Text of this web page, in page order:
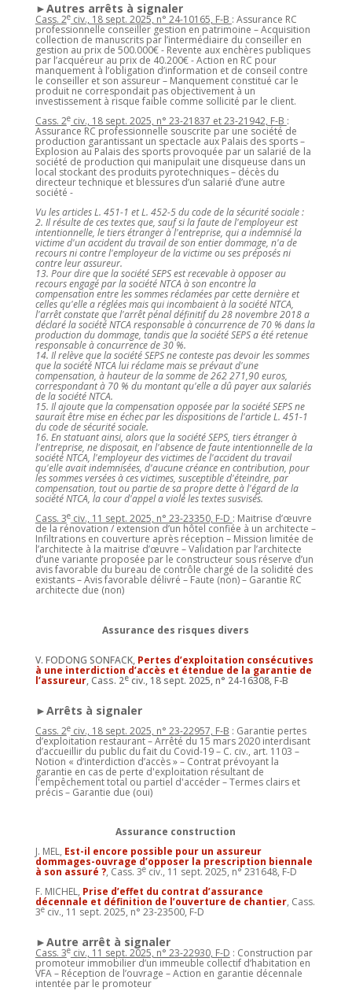
►Autres arrêts à signaler
Cass. 2eciv., 18 sept. 2025, n° 24-10165, F-B : Assurance RC
professionnelle conseiller gestion en patrimoine – Acquisition
collection de manuscrits par l’intermédiaire du conseiller en
gestion au prix de 500.000€ - Revente aux enchères publiques
par l’acquéreur au prix de 40.200€ - Action en RC pour
manquement à l’obligation d’information et de conseil contre
le conseiller et son assureur – Manquement constitué car le
produit ne correspondait pas objectivement à un
investissement à risque faible comme sollicité par le client.
Cass. 2eciv., 18 sept. 2025, n° 23-21837 et 23-21942, F-B :
Assurance RC professionnelle souscrite par une société de
production garantissant un spectacle aux Palais des sports –
Explosion au Palais des sports provoquée par un salarié de la
société de production qui manipulait une disqueuse dans un
local stockant des produits pyrotechniques – décès du
directeur technique et blessures d’un salarié d’une autre
société -
Vu les articles L. 451-1 et L. 452-5 du code de la sécurité sociale :
2. Il résulte de ces textes que, sauf si la faute de l'employeur est
intentionnelle, le tiers étranger à l'entreprise, qui a indemnisé la
victime d'un accident du travail de son entier dommage, n'a de
recours ni contre l'employeur de la victime ou ses préposés ni
contre leur assureur.
13. Pour dire que la société SEPS est recevable à opposer au
recours engagé par la société NTCA à son encontre la
compensation entre les sommes réclamées par cette dernière et
celles qu'elle a réglées mais qui incombaient à la société NTCA,
l'arrêt constate que l'arrêt pénal définitif du 28 novembre 2018 a
déclaré la société NTCA responsable à concurrence de 70 % dans la
production du dommage, tandis que la société SEPS a été retenue
responsable à concurrence de 30 %.
14. Il relève que la société SEPS ne conteste pas devoir les sommes
que la société NTCA lui réclame mais se prévaut d'une
compensation, à hauteur de la somme de 262 271,90 euros,
correspondant à 70 % du montant qu'elle a dû payer aux salariés
de la société NTCA.
15. Il ajoute que la compensation opposée par la société SEPS ne
saurait être mise en échec par les dispositions de l'article L. 451-1
du code de sécurité sociale.
16. En statuant ainsi, alors que la société SEPS, tiers étranger à
l'entreprise, ne disposait, en l'absence de faute intentionnelle de la
société NTCA, l'employeur des victimes de l'accident du travail
qu'elle avait indemnisées, d'aucune créance en contribution, pour
les sommes versées à ces victimes, susceptible d'éteindre, par
compensation, tout ou partie de sa propre dette à l'égard de la
société NTCA, la cour d'appel a violé les textes susvisés.
Cass. 3eciv., 11 sept. 2025, n° 23-23350, F-D : Maitrise d’œuvre
de la rénovation / extension d’un hôtel confiée à un architecte –
Infiltrations en couverture après réception – Mission limitée de
l’architecte à la maitrise d’œuvre – Validation par l’architecte
d’une variante proposée par le constructeur sous réserve d’un
avis favorable du bureau de contrôle chargé de la solidité des
existants – Avis favorable délivré – Faute (non) – Garantie RC
architecte due (non)
Assurance des risques divers
V. FODONG SONFACK, Pertes d’exploitation consécutives
à une interdiction d’accès et étendue de la garantie de
l’assureur, Cass. 2eciv., 18 sept. 2025, n° 24-16308, F-B
►Arrêts à signaler
Cass. 2eciv., 18 sept. 2025, n° 23-22957, F-B : Garantie pertes
d’exploitation restaurant – Arrêté du 15 mars 2020 interdisant
d’accueillir du public du fait du Covid-19 – C. civ., art. 1103 –
Notion « d’interdiction d’accès » – Contrat prévoyant la
garantie en cas de perte d'exploitation résultant de
l'empêchement total ou partiel d'accéder – Termes clairs et
précis – Garantie due (oui)
Assurance construction
J. MEL, Est-il encore possible pour un assureur
dommages-ouvrage d’opposer la prescription biennale
à son assuré ?, Cass. 3eciv., 11 sept. 2025, n° 231648, F-D
F. MICHEL, Prise d’effet du contrat d’assurance
décennale et définition de l’ouverture de chantier, Cass.
3eciv., 11 sept. 2025, n° 23-23500, F-D
►Autre arrêt à signaler
Cass. 3eciv., 11 sept. 2025, n° 23-22930, F-D : Construction par
promoteur immobilier d’un immeuble collectif d’habitation en
VFA – Réception de l’ouvrage – Action en garantie décennale
intentée par le promoteur